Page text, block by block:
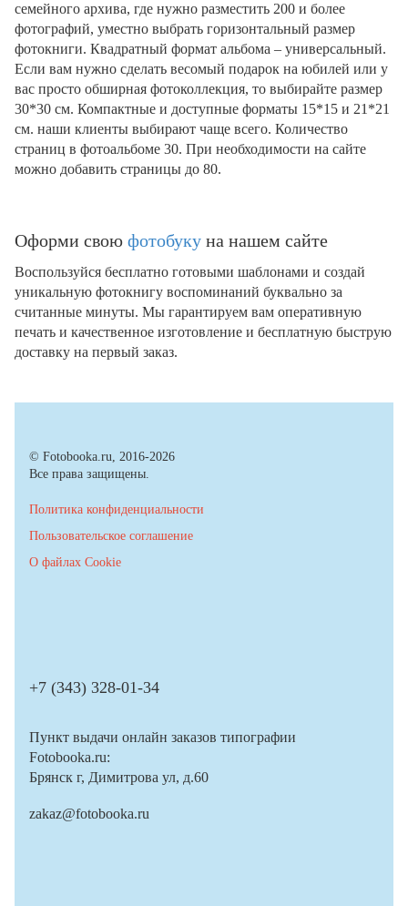
семейного архива, где нужно разместить 200 и более
фотографий, уместно выбрать горизонтальный размер
фотокниги. Квадратный формат альбома – универсальный.
Если вам нужно сделать весомый подарок на юбилей или у
вас просто обширная фотоколлекция, то выбирайте размер
30*30 см. Компактные и доступные форматы 15*15 и 21*21
см. наши клиенты выбирают чаще всего. Количество
страниц в фотоальбоме 30. При необходимости на сайте
можно добавить страницы до 80.
Оформи свою фотобуку на нашем сайте
Воспользуйся бесплатно готовыми шаблонами и создай
уникальную фотокнигу воспоминаний буквально за
считанные минуты. Мы гарантируем вам оперативную
печать и качественное изготовление и бесплатную быструю
доставку на первый заказ.
© Fotobooka.ru, 2016-2026
Все права защищены.
Политика конфиденциальности
Пользовательское соглашение
О файлах Cookie
+7 (343) 328-01-34
Пункт выдачи онлайн заказов типографии
Fotobooka.ru:
Брянск г, Димитрова ул, д.60
zakaz@fotobooka.ru